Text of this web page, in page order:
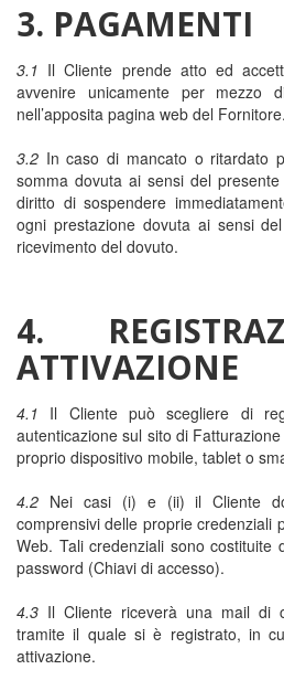
3. PAGAMENTI
3.1 Il Cliente prende atto ed
avvenire unicamente per mezzo
nell’apposita pagina web del Fornitore.
3.2 In caso di mancato o ritardato
somma dovuta ai sensi del
diritto di sospendere
ogni prestazione dovuta ai sensi
ricevimento del dovuto.
4.
ATTIVAZIONE
4.1 Il Cliente può scegliere di
autenticazione sul sito di
proprio dispositivo mobile, tablet o
4.2 Nei casi (i) e (ii) il Cliente
comprensivi delle proprie credenziali
Web. Tali credenziali sono
password (Chiavi di accesso).
4.3 Il Cliente riceverà una mail di
tramite il quale si è registrato, in
attivazione.